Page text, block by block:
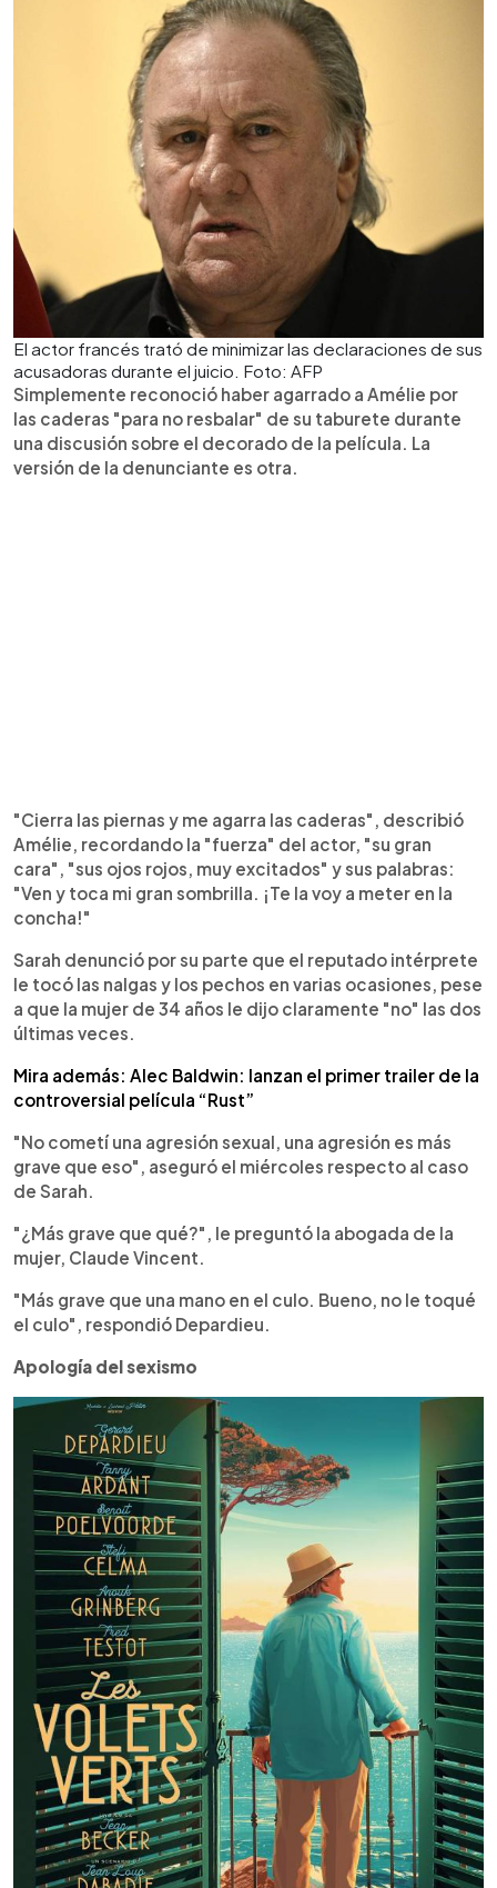
El actor francés trató de minimizar las declaraciones de sus
acusadoras durante el juicio. Foto: AFP
Simplemente reconoció haber agarrado a Amélie por
las caderas "para no resbalar" de su taburete durante
una discusión sobre el decorado de la película. La
versión de la denunciante es otra.
"Cierra las piernas y me agarra las caderas", describió
Amélie, recordando la "fuerza" del actor, "su gran
cara", "sus ojos rojos, muy excitados" y sus palabras:
"Ven y toca mi gran sombrilla. ¡Te la voy a meter en la
concha!"
Sarah denunció por su parte que el reputado intérprete
le tocó las nalgas y los pechos en varias ocasiones, pese
a que la mujer de 34 años le dijo claramente "no" las dos
últimas veces.
Mira además: Alec Baldwin: lanzan el primer trailer de la
controversial película “Rust”
"No cometí una agresión sexual, una agresión es más
grave que eso", aseguró el miércoles respecto al caso
de Sarah.
"¿Más grave que qué?", le preguntó la abogada de la
mujer, Claude Vincent.
"Más grave que una mano en el culo. Bueno, no le toqué
el culo", respondió Depardieu.
Apología del sexismo